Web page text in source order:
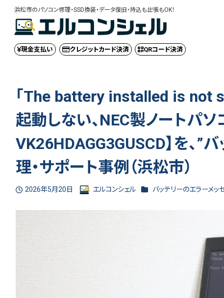
浜松市のパソコン修理・SSD換装・データ復旧・持込も出張もOK！
現金支払い クレジットカード決済 QRコード決済
「The battery installed is not
起動しない、NEC製ノートパソ
VK26HDAGG3GUSCD】を、”
理・サポート事例（浜松市）
投稿日
2026年5月20日
著
エルコンシェル カテゴリー
バッテリーのエラーメ